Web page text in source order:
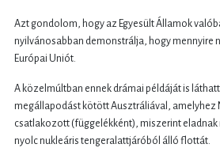
Azt gondolom, hogy az Egyesült Államok
nyilvánosabban demonstrálja, hogy mennyire
Európai Uniót.
A közelmúltban ennek drámai példáját is
megállapodást kötött Ausztráliával, amelyhez
csatlakozott (függelékként), miszerint eladnak
nyolc nukleáris tengeralattjáróból álló flottát.